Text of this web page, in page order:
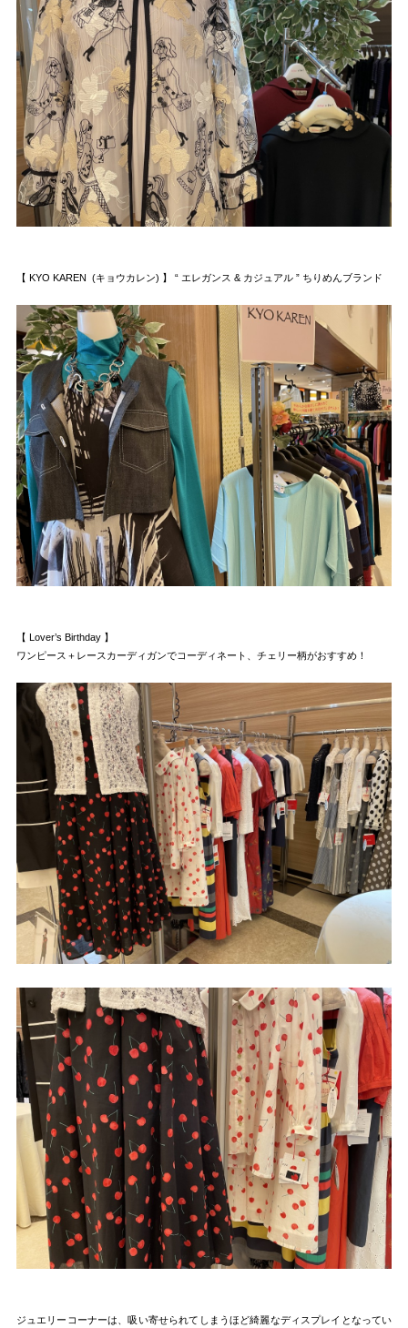
【 KYO KAREN (キョウカレン) 】 “ エレガンス & カジュアル ” ちりめんブランド
【 Lover’s Birthday 】
ワンピース＋レースカーディガンでコーディネート、チェリー柄がおすすめ！
ジュエリーコーナーは、吸い寄せられてしまうほど綺麗なディスプレイとなってい